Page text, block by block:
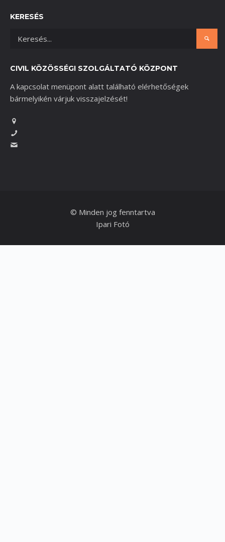
KERESÉS
CIVIL KÖZÖSSÉGI SZOLGÁLTATÓ KÖZPONT
A kapcsolat menüpont alatt található elérhetőségek
bármelyikén várjuk visszajelzését!
© Minden jog fenntartva
Ipari Fotó